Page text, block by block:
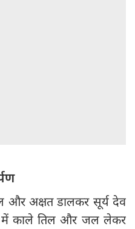
अक्षत डालकर सूर्य देव
में काले तिल और जल लेकर